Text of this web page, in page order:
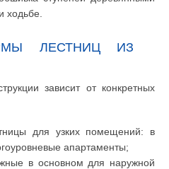
ходьбе.
ЛЕСТНИЦ ИЗ
зависит от конкретных
для узких помещений: в
апартаменты;
в основном для наружной